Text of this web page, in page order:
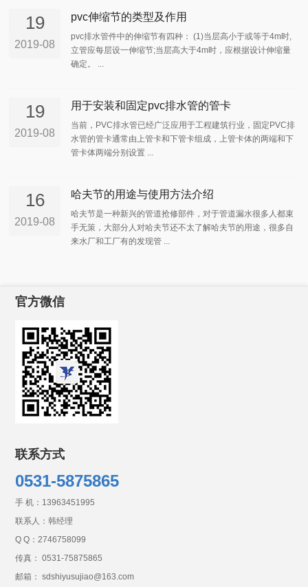
19
2019-08
pvc伸缩节的类型及作用
pvc排水管件中的伸缩节有四种： (1)当层高小于或等于4m时,
立管应每层设一伸缩节;当层高大于4m时，应根据设计伸缩量
确定。 ...
19
2019-08
用于安装和固定pvc排水管的管卡
当前，PVC排水管已经广泛应用于工程建筑行业，固定PVC排
水管的管卡通常由上管卡和下管卡组成，上管卡体的两端和下
管卡体两端分别设置 ...
16
2019-08
哈夫节的用途与使用方法介绍
哈夫节是一种新兴的管道抢修部件，对于管道漏水很多人都束
手无策，大部分人对哈夫节还不太了解哈夫节的用途，很多自
来水厂和工厂有的发现管 ...
官方微信
联系方式
0531-5875865
手 机： 13963451995
联系人：韩经理
Q Q： 2746758099
传真： 0531-75875865
邮箱： sdshiyusujiao@163.com